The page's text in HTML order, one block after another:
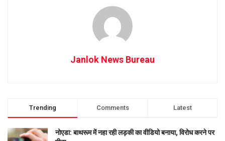
Janlok News Bureau
Trending Comments Latest
नोएडा: बाथरूम में नहा रही लड़की का वीडियो बनाया, विरोध करने पर